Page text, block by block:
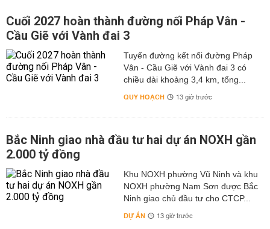
Cuối 2027 hoàn thành đường nối Pháp Vân -
Cầu Giẽ với Vành đai 3
Tuyến đường kết nối đường Pháp
Vân - Cầu Giẽ với Vành đai 3 có
chiều dài khoảng 3,4 km, tổng...
QUY HOẠCH 13 giờ trước
Bắc Ninh giao nhà đầu tư hai dự án NOXH gần
2.000 tỷ đồng
Khu NOXH phường Vũ Ninh và khu
NOXH phường Nam Sơn được Bắc
Ninh giao chủ đầu tư cho CTCP...
DỰ ÁN 13 giờ trước